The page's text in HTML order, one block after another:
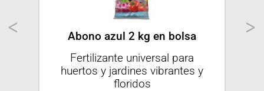
Abono azul 2 kg en bolsa
Fertilizante universal para
huertos y jardines vibrantes y
floridos